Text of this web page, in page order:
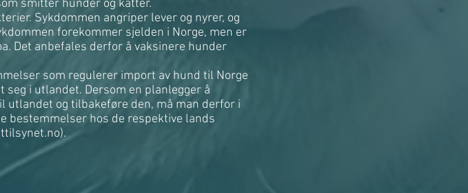
smitter hunder og katter.
Sykdommen angriper lever og nyrer, og
forekommer sjelden i Norge, men er
Det anbefales derfor å vaksinere hunder
som regulerer import av hund til Norge
i utlandet. Dersom en planlegger å
og tilbakeføre den, må man derfor i
bestemmelser hos de respektive lands
).